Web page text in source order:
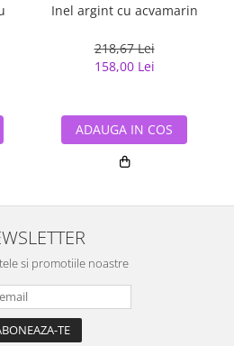
Inel argint cu acvamarin
218,67 Lei
158,00 Lei
ADAUGA IN COS
si promotiile noastre